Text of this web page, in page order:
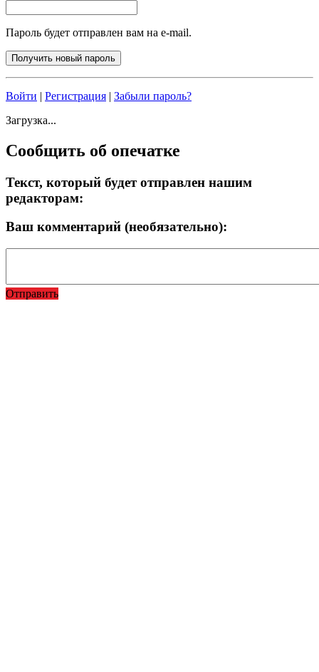
Пароль будет отправлен вам на e-mail.
Войти | Регистрация | Забыли пароль?
Загрузка...
Сообщить об опечатке
Текст, который будет отправлен нашим
редакторам:
Ваш комментарий (необязательно):
Отправить